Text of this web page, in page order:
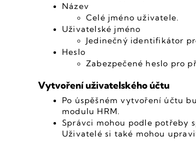
Název
Celé jméno uživatele.
Uživatelské jméno
Jedinečný identifikátor
Heslo
Zabezpečené heslo pro
Vytvoření uživatelského účtu
Po úspěšném vytvoření účtu
modulu HRM.
Správci mohou podle potřeby
Uživatelé si také mohou